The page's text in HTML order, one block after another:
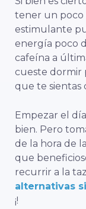
tener un poco
estimulante
energía poco
cafeína a
cueste dormir
que te sientas
Empezar el
bien. Pero
de la hora de
que
recurrir a la
alternativas
¡!